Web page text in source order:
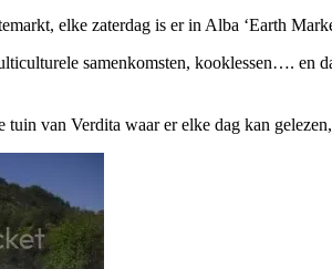
elke zaterdag is er in Alba ‘Earth
samenkomsten, kooklessen…. en
van Verdita waar er elke dag kan